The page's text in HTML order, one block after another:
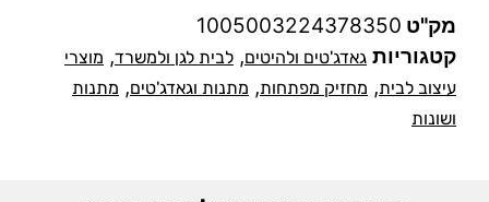
מק"ט 1005003224378350
קטגוריות גאדג'טים ולהיטים, לבית לגן ולמשרד, מוצרי
עיצוב לבית, מחזיק מפתחות, מתנות וגאדג'טים, מתנות
ושונות